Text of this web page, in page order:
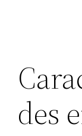
des